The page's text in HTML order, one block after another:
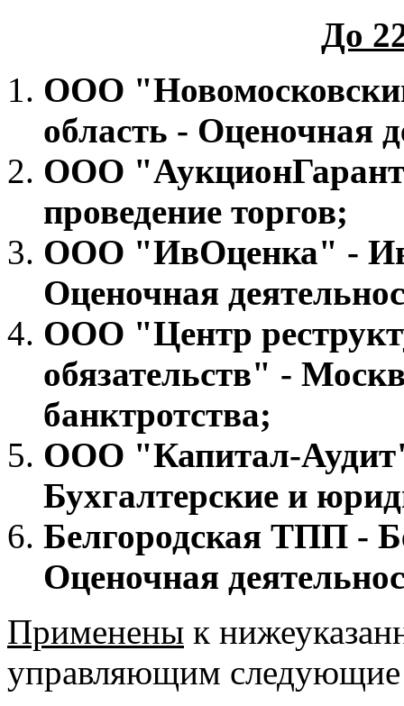
До
ООО
область - Оценочная
ООО
проведение торгов;
ООО "ИвОценка" -
Оценочная
ООО "Центр
обязательств" -
банктротства;
ООО "Капитал-Аудит"
Бухгалтерские и
Белгородская ТПП -
Оценочная
Применены к
управляющим следующие